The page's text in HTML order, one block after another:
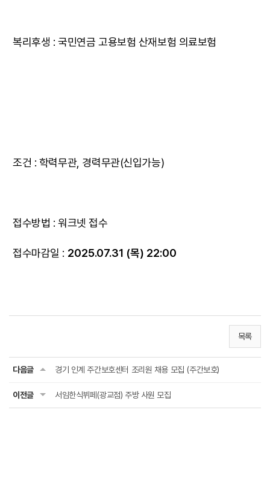
복리후생 : 국민연금 고용보험 산재보험 의료보험
조건 : 학력무관, 경력무관(신입가능)
접수방법 : 워크넷 접수
접수마감일 : 2025.07.31 (목) 22:00
목록
다음글 경기 인계 주간보호센터 조리원 채용 모집 (주간보호)
이전글 서임한식뷔페(광교점) 주방 사원 모집